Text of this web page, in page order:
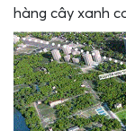
hàng cây xanh